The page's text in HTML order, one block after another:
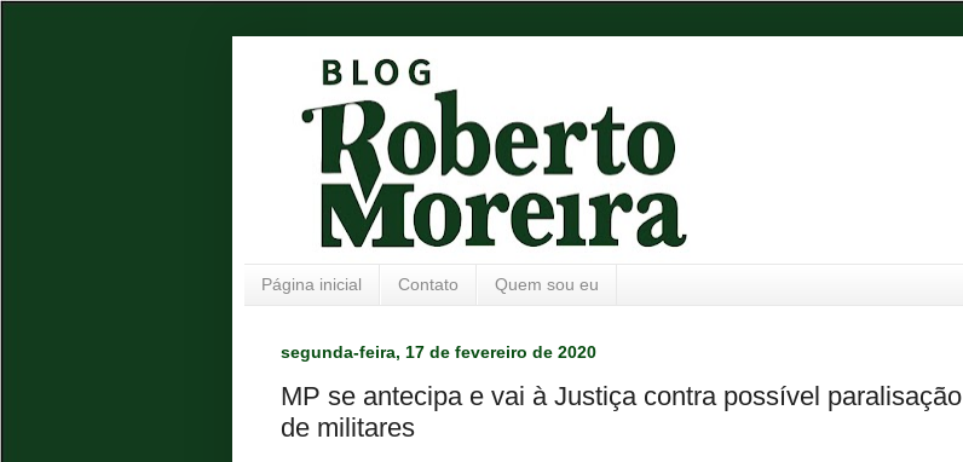
Página inicial Contato Quem sou eu
segunda-feira, 17 de fevereiro de 2020
MP se antecipa e vai à Justiça contra possível paralisação
de militares